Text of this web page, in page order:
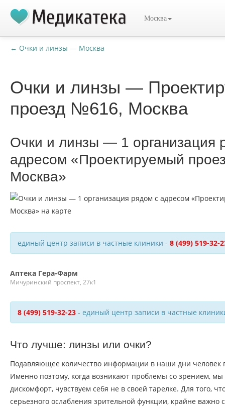
Москва
← Очки и линзы — Москва
Очки и линзы —
проезд №616, Москва
Очки и линзы — 1 организация
адресом «Проектируемый
Москва»
единый центр записи в частные клиники - 8 (499) 519-32-
Аптека Гера-Фарм
Мичуринский проспект, 27к1
8 (499) 519-32-23 - единый центр записи в частные
Что лучше: линзы или очки?
Подавляющее количество информации в наши дни человек
Именно поэтому, когда возникают проблемы со зрением,
дискомфорт, чувствуем себя не в своей тарелке. Для того,
серьезного ослабления зрительной функции, крайне важно